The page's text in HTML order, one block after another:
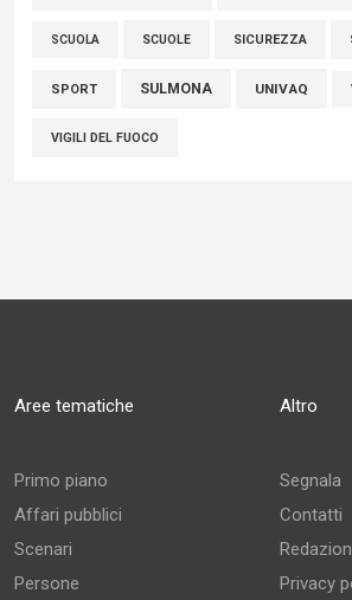
SCUOLA SCUOLE SICUREZZA
SPORT SULMONA UNIVAQ
VIGILI DEL FUOCO
Aree tematiche
Primo piano
Affari pubblici
Scenari
Persone
Altro
Segnala
Contatti
Privacy